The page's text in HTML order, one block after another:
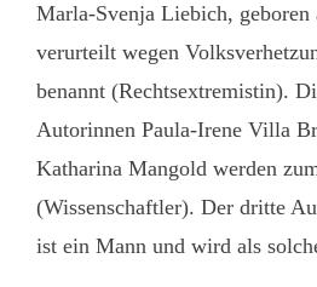
Marla-Svenja Liebich, geboren
verurteilt wegen
benannt (Rechtsextremistin).
Autorinnen Paula-Irene Villa
Katharina Mangold werden
(Wissenschaftler). Der dritte
ist ein Mann und wird als